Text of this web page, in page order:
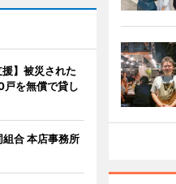
援】被災された
戸を無償で貸し
合 本店事務所